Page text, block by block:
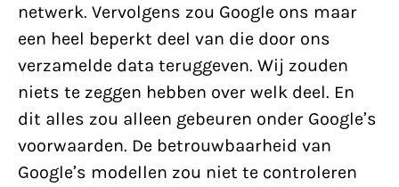
netwerk. Vervolgens zou Google ons maar
een heel beperkt deel van die door ons
verzamelde data teruggeven. Wij zouden
niets te zeggen hebben over welk deel. En
dit alles zou alleen gebeuren onder Google’s
voorwaarden. De betrouwbaarheid van
Google’s modellen zou niet te controleren